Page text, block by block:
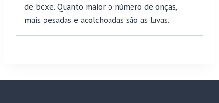
de boxe. Quanto maior o número de onças,
mais pesadas e acolchoadas são as luvas.